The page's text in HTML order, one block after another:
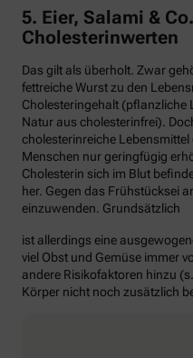
5. Eier, Salami &
Cholesterinwerten
Das gilt als überholt. Zwar
fettreiche Wurst zu den
Cholesteringehalt (pflanzliche
Natur aus cholesterinfrei).
cholesterinreiche Lebensmittel
Menschen nur geringfügig
Cholesterin sich im Blut
her. Gegen das Frühstücksei
einzuwenden. Grundsätzlich
ist allerdings eine
viel Obst und Gemüse immer
andere Risikofaktoren hinzu
Körper nicht noch zusätzlich